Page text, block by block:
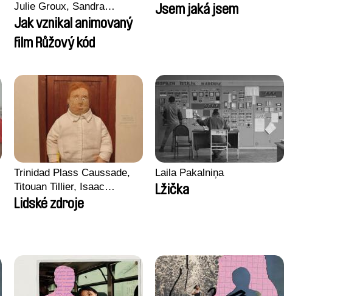
Julie Groux, Sandra
Leydier, Manuarii Morel,
Romain Seisson
Jak vznikal animovaný
film Růžový kód
Jsem jaká jsem
Trinidad Plass Caussade,
Titouan Tillier, Isaac
Wenzek
Lidské zdroje
Laila Pakalniņa
Lžička